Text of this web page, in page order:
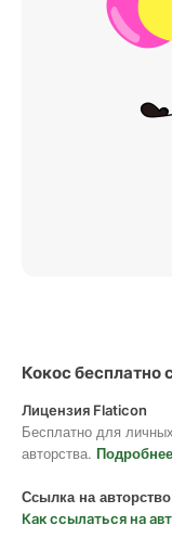
Кокос бесплатно
Лицензия Flaticon
Бесплатно для
авторства. Подробнее
Ссылка на
Как ссылаться на